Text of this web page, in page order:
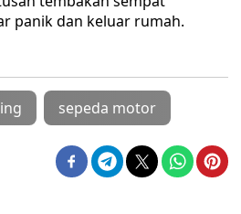
panik dan keluar rumah.
sepeda motor